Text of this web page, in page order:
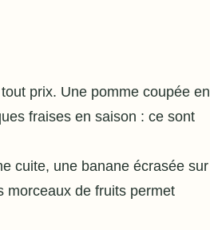
prix. Une pomme coupée en
fraises en saison : ce sont
cuite, une banane écrasée sur
morceaux de fruits permet